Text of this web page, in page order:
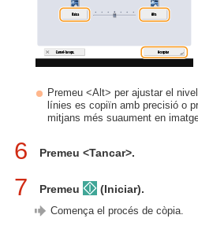
Premeu <Alt> per ajustar el
línies es copiïn amb precisió o
mitjans més suaument en
6 Premeu <Tancar>.
7 Premeu (Iniciar).
Comença el procés de còpia.